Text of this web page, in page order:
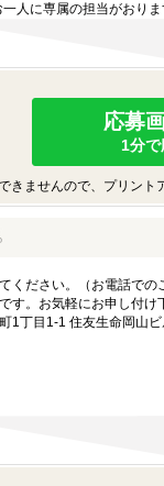
人に専属の担当がおり
応募
1分
ませんので、プリント
ください。（お電話で
す。お気軽にお申し付け
1丁目1-1 住友生命岡山